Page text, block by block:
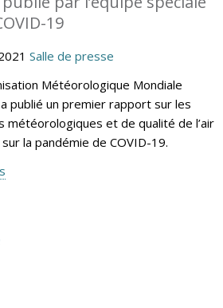
19
Salle de presse
Météorologique Mondiale
publié un premier rapport sur les
météorologiques et de qualité de l’air
la pandémie de COVID-19.